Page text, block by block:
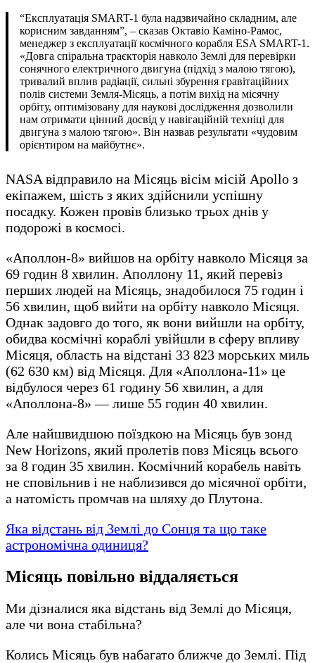
“Експлуатація SMART-1 була надзвичайно складним, але
корисним завданням”, – сказав Октавіо Каміно-Рамос,
менеджер з експлуатації космічного корабля ESA SMART-1.
«Довга спіральна траєкторія навколо Землі для перевірки
сонячного електричного двигуна (підхід з малою тягою),
тривалий вплив радіації, сильні збурення гравітаційних
полів системи Земля-Місяць, а потім вихід на місячну
орбіту, оптимізовану для наукові дослідження дозволили
нам отримати цінний досвід у навігаційній техніці для
двигуна з малою тягою». Він назвав результати «чудовим
орієнтиром на майбутнє».
NASA відправило на Місяць вісім місій Apollo з
екіпажем, шість з яких здійснили успішну
посадку. Кожен провів близько трьох днів у
подорожі в космосі.
«Аполлон-8» вийшов на орбіту навколо Місяця за
69 годин 8 хвилин. Аполлону 11, який перевіз
перших людей на Місяць, знадобилося 75 годин і
56 хвилин, щоб вийти на орбіту навколо Місяця.
Однак задовго до того, як вони вийшли на орбіту,
обидва космічні кораблі увійшли в сферу впливу
Місяця, область на відстані 33 823 морських миль
(62 630 км) від Місяця. Для «Аполлона-11» це
відбулося через 61 годину 56 хвилин, а для
«Аполлона-8» — лише 55 годин 40 хвилин.
Але найшвидшою поїздкою на Місяць був зонд
New Horizons, який пролетів повз Місяць всього
за 8 годин 35 хвилин. Космічний корабель навіть
не сповільнив і не наблизився до місячної орбіти,
а натомість промчав на шляху до Плутона.
Яка відстань від Землі до Сонця та що таке
астрономічна одиниця?
Місяць повільно віддаляється
Ми дізналися яка відстань від Землі до Місяця,
але чи вона стабільна?
Колись Місяць був набагато ближче до Землі. Під